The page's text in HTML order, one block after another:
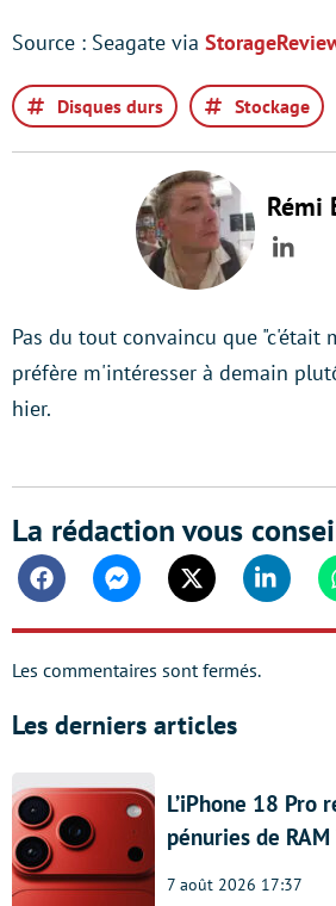
Source : Seagate via
Disques durs Stockage
Rémi
Pas du tout convaincu que "c'était
préfère m'intéresser à demain
hier.
La rédaction vous
FacebookMessengerTwitter Linkedin
Les commentaires sont fermés.
Les derniers articles
L’iPhone 18 Pro
pénuries de RAM
7 août 2026 17:37